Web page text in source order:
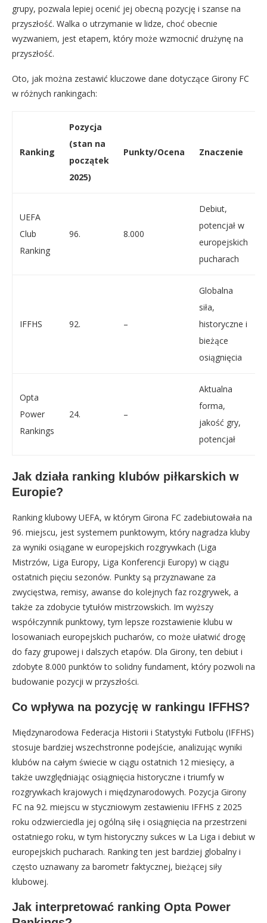
grupy, pozwala lepiej ocenić jej obecną pozycję i szanse na
przyszłość. Walka o utrzymanie w lidze, choć obecnie
wyzwaniem, jest etapem, który może wzmocnić drużynę na
przyszłość.
Oto, jak można zestawić kluczowe dane dotyczące Girony FC
w różnych rankingach:
Ranking
Pozycja
(stan na
początek
2025)
Punkty/Ocena Znaczenie
UEFA
Club
Ranking
96. 8.000
Debiut,
potencjał w
europejskich
pucharach
IFFHS 92. –
Globalna
siła,
historyczne i
bieżące
osiągnięcia
Opta
Power
Rankings
24. –
Aktualna
forma,
jakość gry,
potencjał
Jak działa ranking klubów piłkarskich w
Europie?
Ranking klubowy UEFA, w którym Girona FC zadebiutowała na
96. miejscu, jest systemem punktowym, który nagradza kluby
za wyniki osiągane w europejskich rozgrywkach (Liga
Mistrzów, Liga Europy, Liga Konferencji Europy) w ciągu
ostatnich pięciu sezonów. Punkty są przyznawane za
zwycięstwa, remisy, awanse do kolejnych faz rozgrywek, a
także za zdobycie tytułów mistrzowskich. Im wyższy
współczynnik punktowy, tym lepsze rozstawienie klubu w
losowaniach europejskich pucharów, co może ułatwić drogę
do fazy grupowej i dalszych etapów. Dla Girony, ten debiut i
zdobyte 8.000 punktów to solidny fundament, który pozwoli na
budowanie pozycji w przyszłości.
Co wpływa na pozycję w rankingu IFFHS?
Międzynarodowa Federacja Historii i Statystyki Futbolu (IFFHS)
stosuje bardziej wszechstronne podejście, analizując wyniki
klubów na całym świecie w ciągu ostatnich 12 miesięcy, a
także uwzględniając osiągnięcia historyczne i triumfy w
rozgrywkach krajowych i międzynarodowych. Pozycja Girony
FC na 92. miejscu w styczniowym zestawieniu IFFHS z 2025
roku odzwierciedla jej ogólną siłę i osiągnięcia na przestrzeni
ostatniego roku, w tym historyczny sukces w La Liga i debiut w
europejskich pucharach. Ranking ten jest bardziej globalny i
często uznawany za barometr faktycznej, bieżącej siły
klubowej.
Jak interpretować ranking Opta Power